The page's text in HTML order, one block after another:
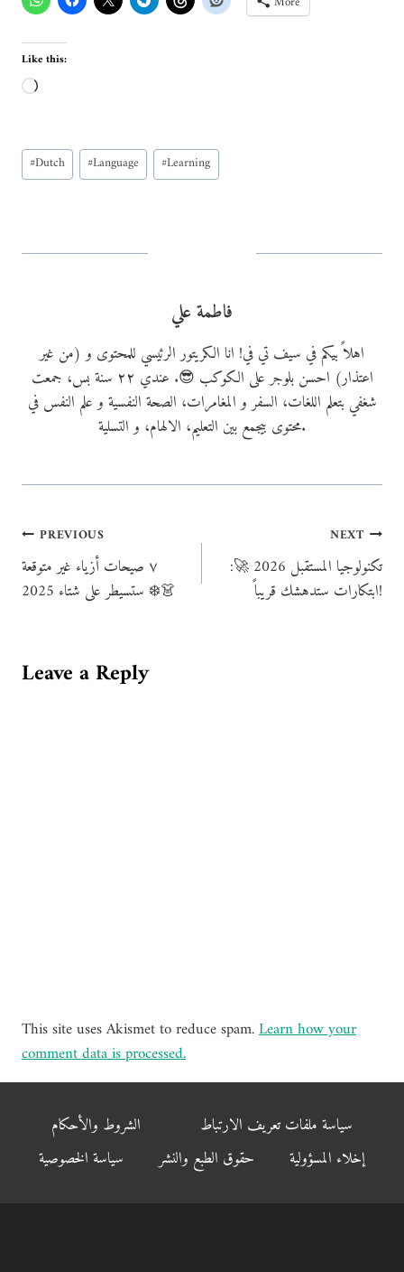
Like this:
L
d
i
…
Post
Tags:
#Dutch #Language #Learning
فاطمة علي
اهلاً بيكم في سيف تي في! انا الكريتور الرئيسي للمحتوى و (من غير
اعتذار) احسن بلوجر على الكوكب 😎. عندي ٢٢ سنة بس، جمعت
شغفي بتعلم اللغات، السفر و المغامرات، الصحة النفسية و علم النفس في
محتوى بيجمع بين التعليم، الالهام، و التسلية.
Post
navigation
PREVIOUS
٧ صيحات أزياء غير متوقعة
ستسيطر على شتاء 2025 ❄️👗
NEXT
تكنولوجيا المستقبل 2026 🚀:
ابتكارات ستدهشك قريباً!
Leave a Reply
This site uses Akismet to reduce spam.Learn how your
comment data is processed.
الشروط والأحكام
سياسة ملفات تعريف الارتباط
سياسة الخصوصية
حقوق الطبع والنشر إخلاء المسؤولية